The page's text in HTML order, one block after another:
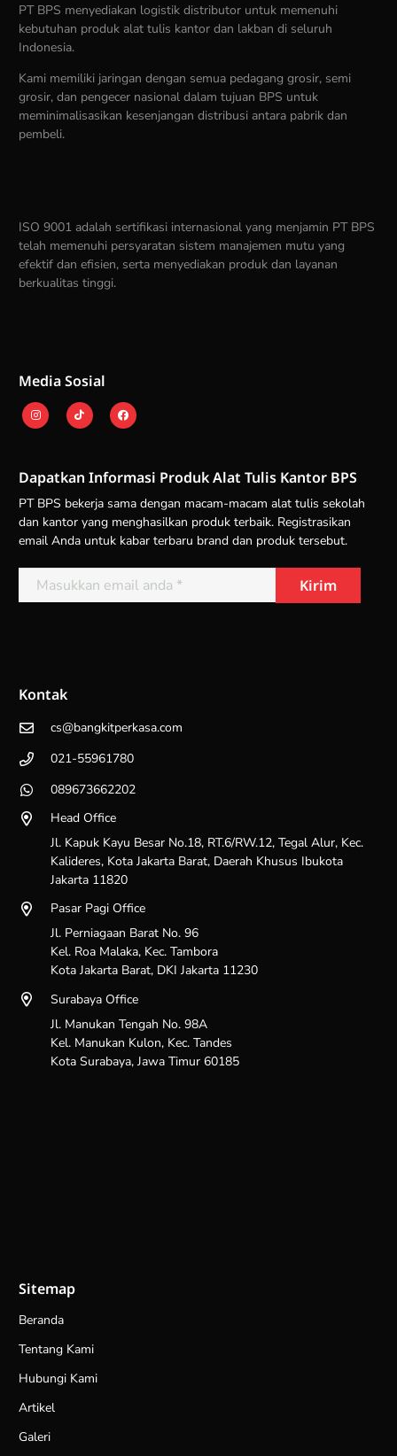
PT BPS menyediakan logistik distributor untuk memenuhi
kebutuhan produk alat tulis kantor dan lakban di seluruh
Indonesia.
Kami memiliki jaringan dengan semua pedagang grosir, semi
grosir, dan pengecer nasional dalam tujuan BPS untuk
meminimalisasikan kesenjangan distribusi antara pabrik dan
pembeli.
ISO 9001 adalah sertifikasi internasional yang menjamin PT BPS
telah memenuhi persyaratan sistem manajemen mutu yang
efektif dan efisien, serta menyediakan produk dan layanan
berkualitas tinggi.
Media Sosial
Dapatkan Informasi Produk Alat Tulis Kantor BPS
PT BPS bekerja sama dengan macam-macam alat tulis sekolah
dan kantor yang menghasilkan produk terbaik. Registrasikan
email Anda untuk kabar terbaru brand dan produk tersebut.
Kontak
cs@bangkitperkasa.com
021-55961780
089673662202
Head Office
Jl. Kapuk Kayu Besar No.18, RT.6/RW.12, Tegal Alur, Kec.
Kalideres, Kota Jakarta Barat, Daerah Khusus Ibukota
Jakarta 11820
Pasar Pagi Office
Jl. Perniagaan Barat No. 96
Kel. Roa Malaka, Kec. Tambora
Kota Jakarta Barat, DKI Jakarta 11230
Surabaya Office
Jl. Manukan Tengah No. 98A
Kel. Manukan Kulon, Kec. Tandes
Kota Surabaya, Jawa Timur 60185
Sitemap
Beranda
Tentang Kami
Hubungi Kami
Artikel
Galeri